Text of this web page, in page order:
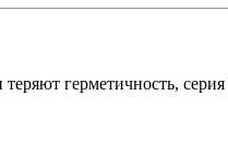
герметичность, серия